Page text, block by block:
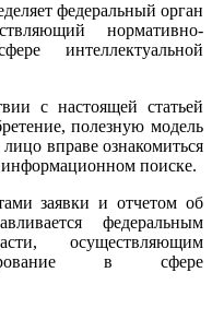
федеральный орган
нормативно-
интеллектуальной
с настоящей статьей
полезную модель
вправе ознакомиться
информационном поиске.
заявки и отчетом об
федеральным
осуществляющим
в сфере